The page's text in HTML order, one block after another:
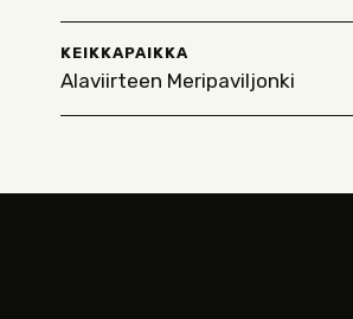
KEIKKAPAIKKA
Alaviirteen Meripaviljonki